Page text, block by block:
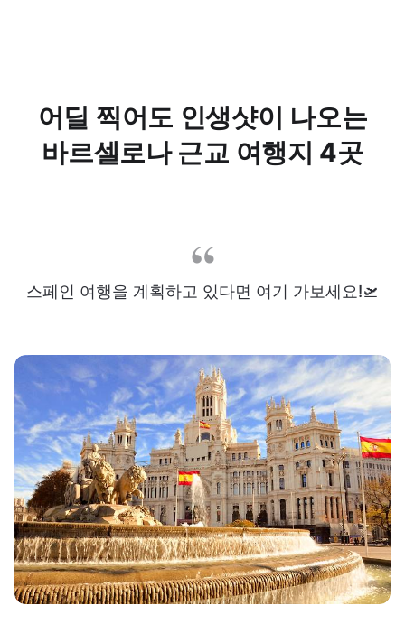
어딜 찍어도 인생샷이 나오는
바르셀로나 근교 여행지 4곳
스페인 여행을 계획하고 있다면 여기 가보세요!🛫